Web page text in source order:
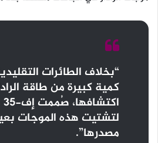
“بخلاف الطائرات
كمية كبيرة من طاقة
لتشتيت هذه الموجات
مصدرها”.